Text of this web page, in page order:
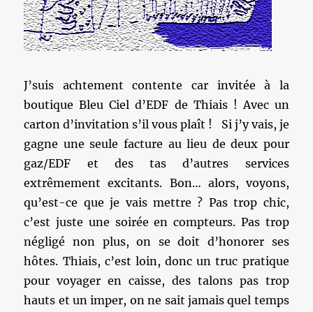
J’suis achtement contente car invitée à la
boutique Bleu Ciel d’EDF de Thiais ! Avec un
carton d’invitation s’il vous plaît ! Si j’y vais, je
gagne une seule facture au lieu de deux pour
gaz/EDF et des tas d’autres services
extrêmement excitants. Bon… alors, voyons,
qu’est-ce que je vais mettre ? Pas trop chic,
c’est juste une soirée en compteurs. Pas trop
négligé non plus, on se doit d’honorer ses
hôtes. Thiais, c’est loin, donc un truc pratique
pour voyager en caisse, des talons pas trop
hauts et un imper, on ne sait jamais quel temps